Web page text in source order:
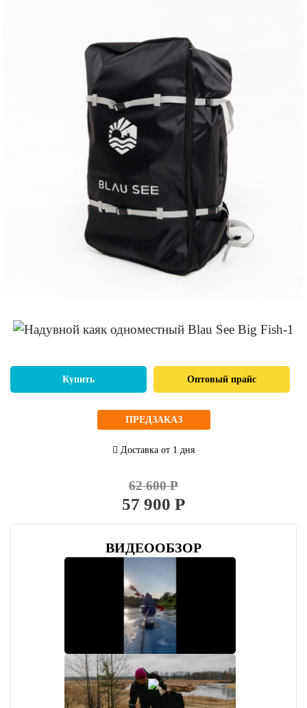
Купить Оптовый прайс
ПРЕДЗАКАЗ
Доставка от 1 дня
62 600 Р
57 900 Р
ВИДЕООБЗОР